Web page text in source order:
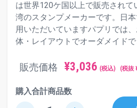
は世界120ケ国以上で販売されて
湾のスタンプメーカーです。日
用いただいていますパプリでは
体・レイアウトでオーダメイドで
販売価格 ¥3,036 (税込) (税抜
購入合計商品数